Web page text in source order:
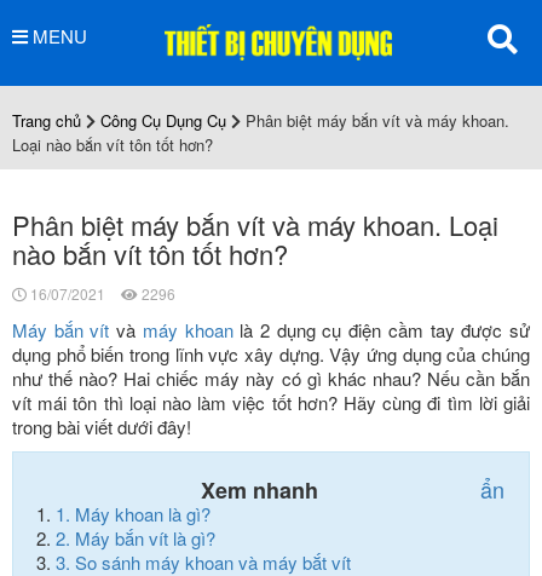
MENU
Trang chủ Công Cụ Dụng Cụ
Phân biệt máy bắn vít và máy khoan.
Loại nào bắn vít tôn tốt hơn?
Phân biệt máy bắn vít và máy khoan. Loại
nào bắn vít tôn tốt hơn?
16/07/2021 2296
Máy bắn vít và máy khoanlà 2 dụng cụ điện cầm tay được sử
dụng phổ biến trong lĩnh vực xây dựng. Vậy ứng dụng của chúng
như thế nào? Hai chiếc máy này có gì khác nhau? Nếu cần bắn
vít mái tôn thì loại nào làm việc tốt hơn? Hãy cùng đi tìm lời giải
trong bài viết dưới đây!
Xem nhanh ẩn
1. Máy khoan là gì?
2. Máy bắn vít là gì?
3. So sánh máy khoan và máy bắt vít